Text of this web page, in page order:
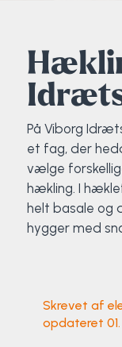
På Viborg
et fag, der
vælge
hækling. I
helt basale og
hygger med
Skrevet af
opdateret
Brochure
Fodbold
Futsal
Golf
Kajak
Sportsmassør
Udekøkken
Ølbrygning
Politi-teori
Sportspsykologi
Træner- og
Sportsmassør
Skitur til Norge
Peter Fuglsang
Trine Rask-Nielsen
Troels